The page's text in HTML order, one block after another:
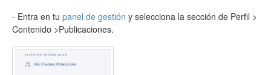
- Entra en tu panel de gestión y selecciona la sección de Perfil >
Contenido >Publicaciones.